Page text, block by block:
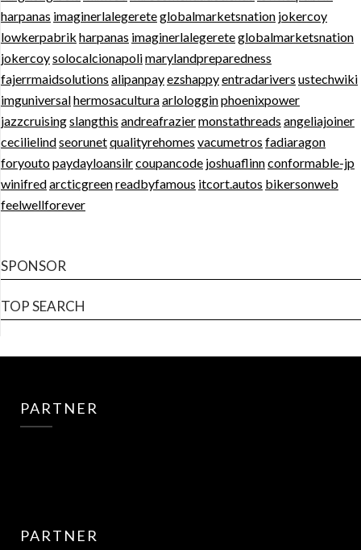
harpanas imaginerlalegereteglobalmarketsnation jokercoy
lowkerpabrik harpanas imaginerlalegereteglobalmarketsnation
jokercoysolocalcionapolimarylandpreparedness
fajerrmaidsolutions alipanpayezshappyentradarivers ustechwiki
imguniversalhermosaculturaarlologginphoenixpower
jazzcruisingslangthis andreafraziermonstathreads angeliajoiner
cecilielindseorunetqualityrehomes vacumetros fadiaragon
foryoutopaydayloansilrcoupancode joshuaflinnconformable-jp
winifredarcticgreenreadbyfamous itcort.autos bikersonweb
feelwellforever
SPONSOR
TOP SEARCH
PARTNER
PARTNER